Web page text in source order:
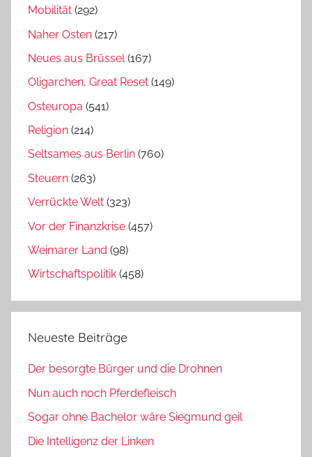
Mobilität (292)
Naher Osten (217)
Neues aus Brüssel(167)
Oligarchen, Great Reset (149)
Osteuropa (541)
Religion (214)
Seltsames aus Berlin (760)
Steuern (263)
Verrückte Welt (323)
Vor der Finanzkrise (457)
Weimarer Land (98)
Wirtschaftspolitik (458)
Neueste Beiträge
Der besorgte Bürger und die Drohnen
Nun auch noch Pferdefleisch
Sogar ohne Bachelor wäre Siegmund geil
Die Intelligenz der Linken